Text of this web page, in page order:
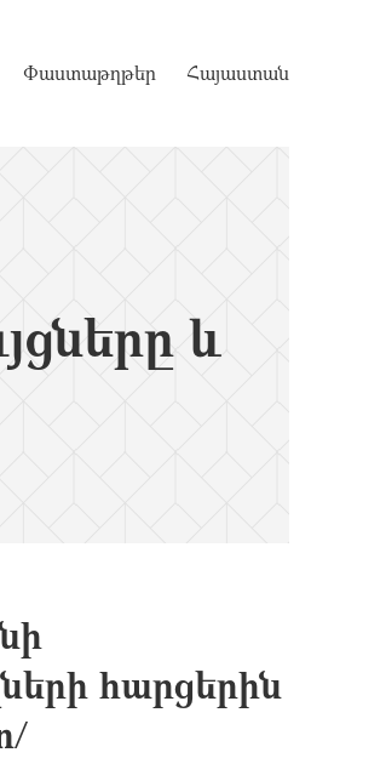
Փաստաթղթեր Հայաստան
և
հարցերին